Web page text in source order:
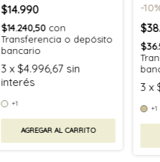
$14.990
$14.240,50 con
Transferencia o depósito
bancario
3 x $4.996,67 sin
interés
+1
AGREGAR AL CARRITO
-10
3 x
+1